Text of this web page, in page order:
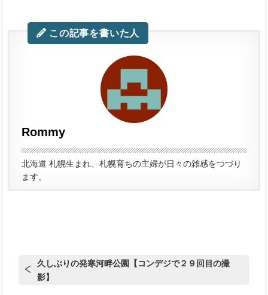
この記事を書いた人
Rommy
北海道 札幌生まれ、札幌育ちの主婦が日々の雑感をつづり
ます。
久しぶりの発寒河畔公園【コンデジで２９回目の撮
影】